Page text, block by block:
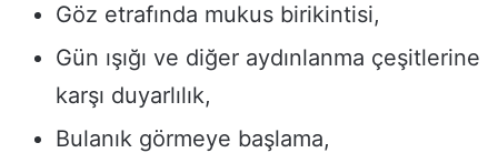
Göz etrafında mukus birikintisi,
Gün ışığı ve diğer aydınlanma çeşitlerine
karşı duyarlılık,
Bulanık görmeye başlama,